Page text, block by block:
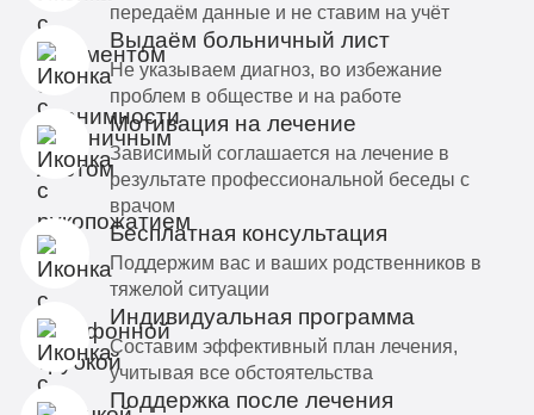
передаём данные и не ставим на учёт
Выдаём больничный лист
Не указываем диагноз, во избежание
проблем в обществе и на работе
Мотивация на лечение
Зависимый соглашается на лечение в
результате профессиональной беседы с
врачом
Бесплатная консультация
Поддержим вас и ваших родственников в
тяжелой ситуации
Индивидуальная программа
Составим эффективный план лечения,
учитывая все обстоятельства
Поддержка после лечения